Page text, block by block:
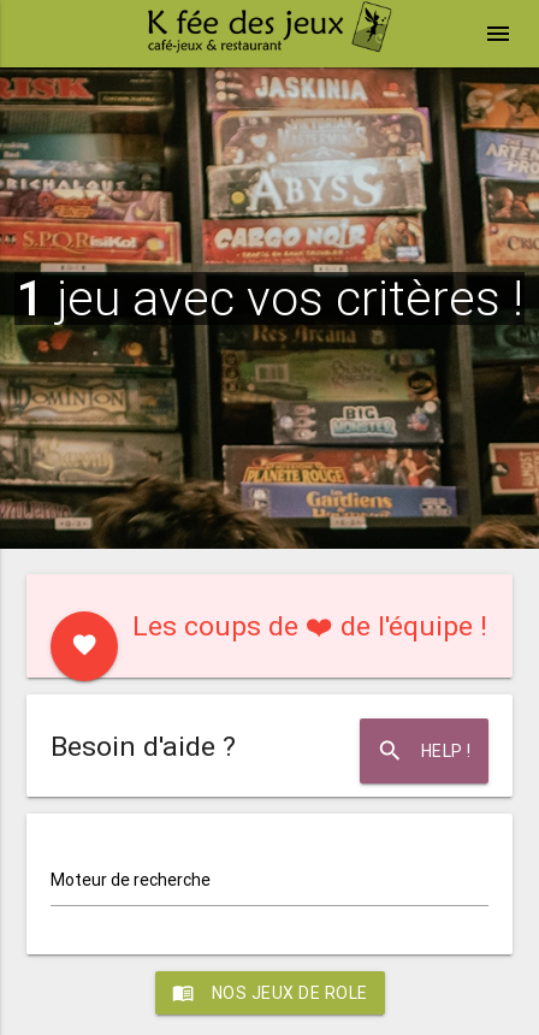
menu
1 jeu avec vos critères !
favorite
Les coups de ❤️ de l'équipe !
search HELP !
Besoin d'aide ?
Moteur de recherche
menu_book NOS JEUX DE ROLE